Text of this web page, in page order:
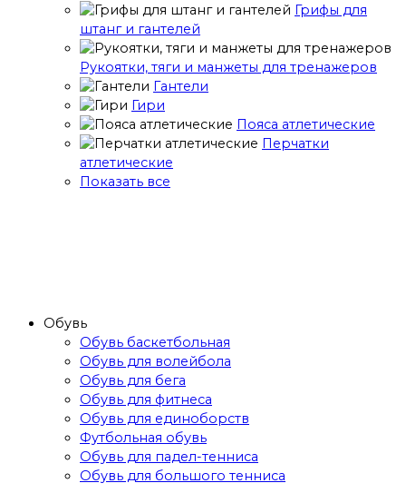
Грифы для
штанг и гантелей
Рукоятки, тяги и манжеты для тренажеров
Гантели
Гири
Пояса атлетические
Перчатки
атлетические
Показать все
Обувь
Обувь баскетбольная
Обувь для волейбола
Обувь для бега
Обувь для фитнеса
Обувь для единоборств
Футбольная обувь
Обувь для падел-тенниса
Обувь для большого тенниса